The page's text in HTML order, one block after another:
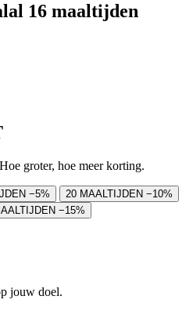
16 maaltijden
groter, hoe meer korting.
−5% 20 MAALTIJDEN −10%
−15%
jouw doel.